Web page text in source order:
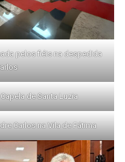
pelos fiéis na despedida
de Santa Luzia
Carlos na Vila de Fátima